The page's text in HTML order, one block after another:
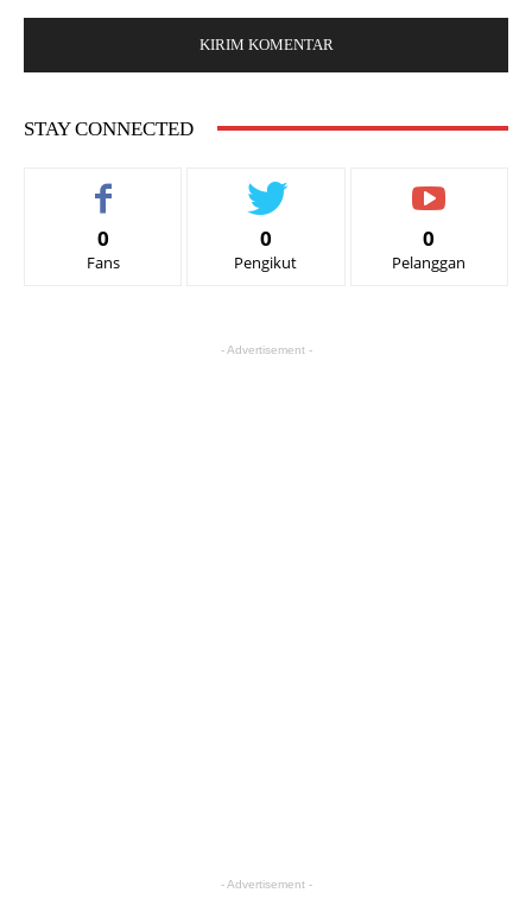
STAY CONNECTED
0
Fans
0
Pengikut
0
Pelanggan
- Advertisement -
- Advertisement -